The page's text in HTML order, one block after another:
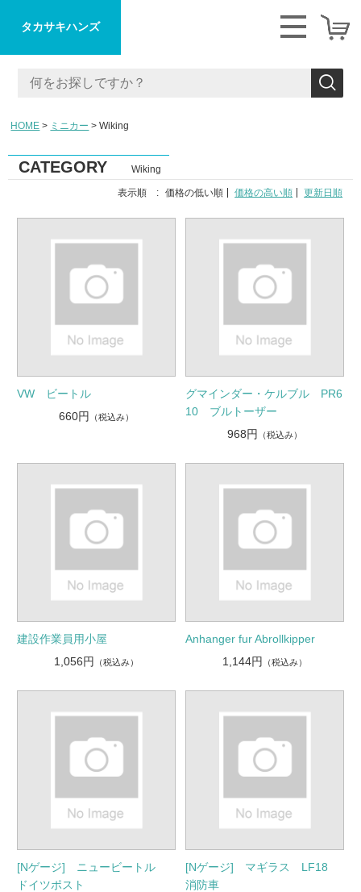
タカサキハンズ
HOME ミニカー Wiking
CATEGORY Wiking
表示順 : 価格の低い順 価格の高い順 更新日順
VW ビートル
660円
（税込み）
グマインダー・ケルブル PR6
10 ブルトーザー
968円
（税込み）
建設作業員用小屋
1,056円
（税込み）
Anhanger fur Abrollkipper
1,144円
（税込み）
[Nゲージ] ニュービートル
ドイツポスト
[Nゲージ] マギラス LF18
消防車